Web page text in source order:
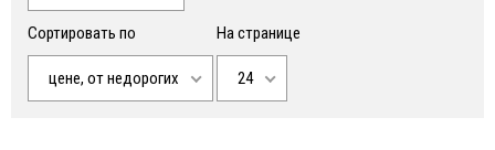
Сортировать по
цене, от недорогих
На странице
24